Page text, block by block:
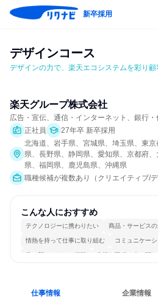
新卒採用
デザインコース
デザインの力で、楽天エコシステムを彩り
楽天グループ株式会社
広告・宣伝、通信・インターネット、銀行
正社員
27年卒 新卒採用
北海道、岩手県、宮城県、埼玉県、東京
県、長野県、静岡県、愛知県、京都府
県、福岡県、鹿児島県、沖縄県
職種候補が複数あり（クリエイティブ/
こんな人におすすめ
テクノロジーに携わりたい 商品・サービス
情熱を持って仕事に取り組む コミュニケー
常に新しいものに挑戦 多様な職種の人と関わ
仕事情報 企業情報